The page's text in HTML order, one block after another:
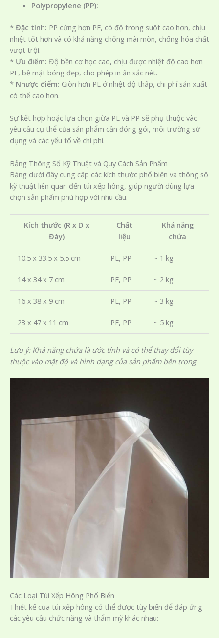
Polypropylene (PP):
* Đặc tính: PP cứng hơn PE, có độ trong suốt cao hơn, chịu
nhiệt tốt hơn và có khả năng chống mài mòn, chống hóa chất
vượt trội.
* Ưu điểm: Độ bền cơ học cao, chịu được nhiệt độ cao hơn
PE, bề mặt bóng đẹp, cho phép in ấn sắc nét.
* Nhược điểm: Giòn hơn PE ở nhiệt độ thấp, chi phí sản xuất
có thể cao hơn.
Sự kết hợp hoặc lựa chọn giữa PE và PP sẽ phụ thuộc vào
yêu cầu cụ thể của sản phẩm cần đóng gói, môi trường sử
dụng và các yếu tố về chi phí.
Bảng Thông Số Kỹ Thuật và Quy Cách Sản Phẩm
Bảng dưới đây cung cấp các kích thước phổ biến và thông số
kỹ thuật liên quan đến túi xếp hông, giúp người dùng lựa
chọn sản phẩm phù hợp với nhu cầu.
Kích thước (R x D x
Đáy)
Chất
liệu
Khả năng
chứa
10.5 x 33.5 x 5.5 cm PE, PP ~ 1 kg
14 x 34 x 7 cm PE, PP ~ 2 kg
16 x 38 x 9 cm PE, PP ~ 3 kg
23 x 47 x 11 cm PE, PP ~ 5 kg
Lưu ý: Khả năng chứa là ước tính và có thể thay đổi tùy
thuộc vào mật độ và hình dạng của sản phẩm bên trong.
Các Loại Túi Xếp Hông Phổ Biến
Thiết kế của túi xếp hông có thể được tùy biến để đáp ứng
các yêu cầu chức năng và thẩm mỹ khác nhau: